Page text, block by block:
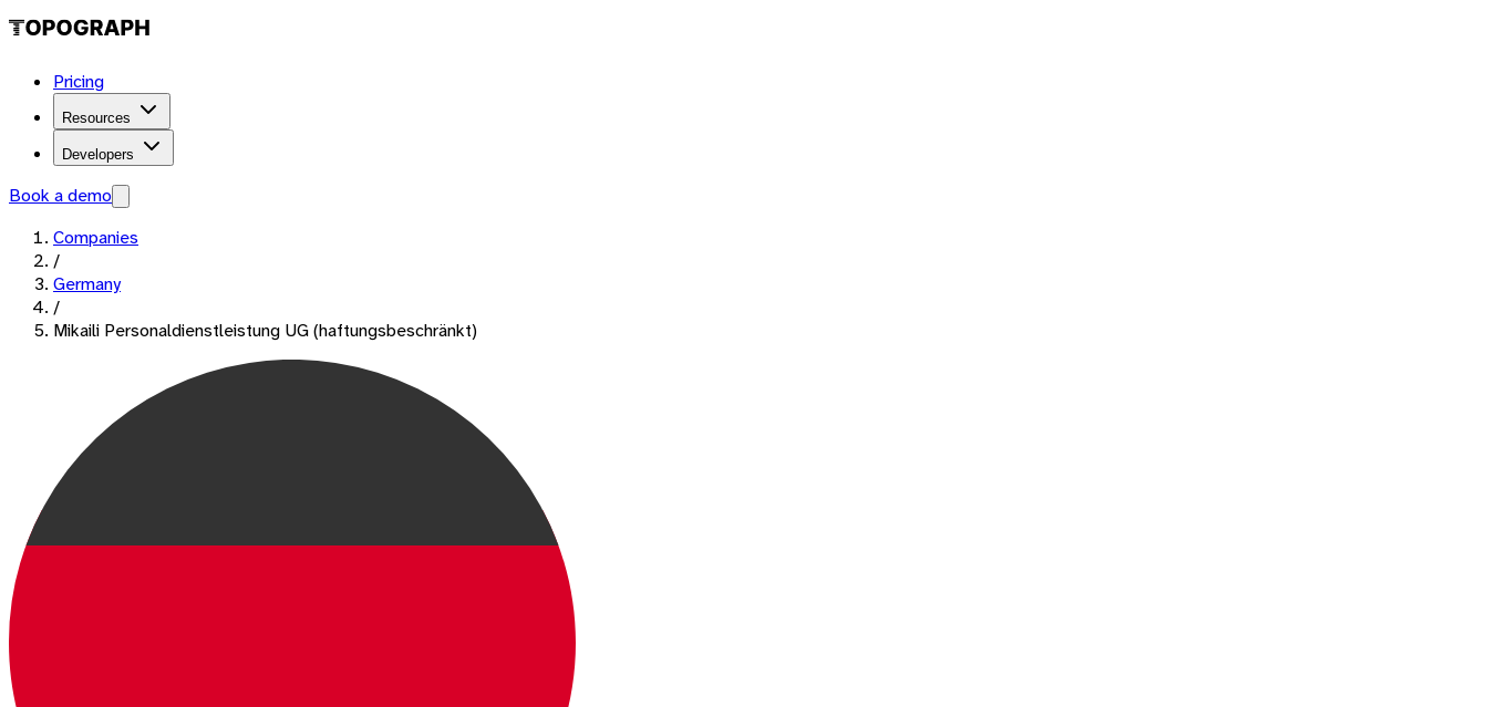
Pricing
Resources
Developers
Book a demo
Companies
/
Germany
/
Mikaili Personaldienstleistung UG (haftungsbeschränkt)